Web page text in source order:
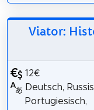
Viator:
12€
Deutsch,
Portugiesisch,